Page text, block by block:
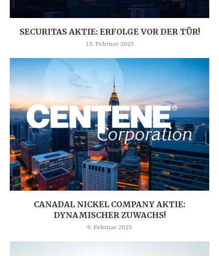
SECURITAS AKTIE: ERFOLGE VOR DER TÜR!
15. Februar 2025
CANADAL NICKEL COMPANY AKTIE:
DYNAMISCHER ZUWACHS!
9. Februar 2025